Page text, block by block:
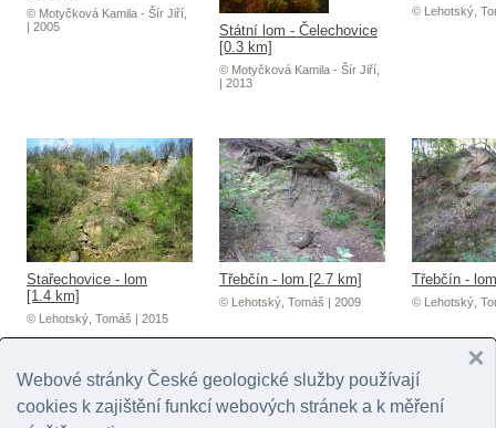
© Motyčková Kamila - Šír Jiří,
| 2005
Státní lom - Čelechovice
[0.3 km]
© Motyčková Kamila - Šír Jiří,
| 2013
© Lehotský,
Stařechovice - lom
[1.4 km]
© Lehotský, Tomáš | 2015
Třebčín - lom [2.7 km]
© Lehotský, Tomáš | 2009
Třebčín -
© Lehotský,
Webové stránky České geologické služby používají
cookies k zajištění funkcí webových stránek a k měření